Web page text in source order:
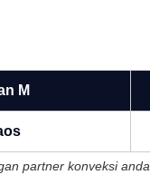
M
partner konveksi